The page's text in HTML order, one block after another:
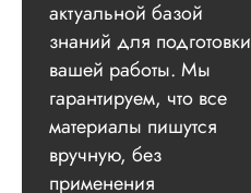
актуальной базой
знаний для подготовки
вашей работы. Мы
гарантируем, что все
материалы пишутся
вручную, без
применения